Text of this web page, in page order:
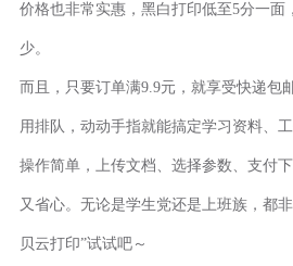
价格也非常实惠，黑白打印低至5分一面
少。
而且，只要订单满9.9元，就享受快递包
用排队，动动手指就能搞定学习资料、
操作简单，上传文档、选择参数、支付
又省心。无论是学生党还是上班族，都
贝云打印”试试吧～